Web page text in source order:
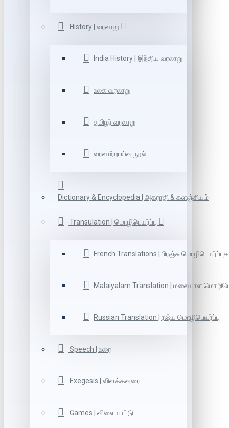
History | வரலாறு
India History | இந்திய வரலாறு
உலக வரலாறு
தமிழர் வரலாறு
வரலாற்றாய்வு நூல்
Dictionary & Encyclopedia | அகராதி & களஞ்சியம்
Transulation | மொழிபெயர்ப்பு
French Translations | பிரஞ்சு
Malaiyalam Translation | மலையாள
Russian Translation | ரஷ்ய மொழிபெயர்ப்பு
Speech | உரை
Exegesis | விளக்கவுரை
Games | விளையாட்டு